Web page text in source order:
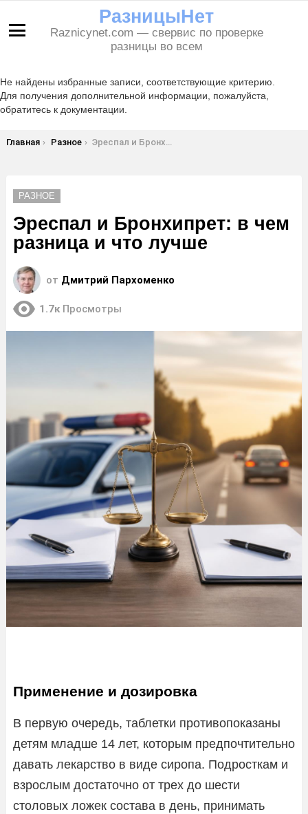
РазницыНет
Raznicynet.com — свервис по проверке
разницы во всем
Не найдены избранные записи, соответствующие критерию.
Для получения дополнительной информации, пожалуйста,
обратитесь к документации.
Вы здесь:
Главная Разное Эреспал и Бронхипрет: в чем разница и что лучше
РАЗНОЕ
Эреспал и Бронхипрет: в чем
разница и что лучше
от Дмитрий Пархоменко
1.7к Просмотры
Применение и дозировка
В первую очередь, таблетки противопоказаны
детям младше 14 лет, которым предпочтительно
давать лекарство в виде сиропа. Подросткам и
взрослым достаточно от трех до шести
столовых ложек состава в день, принимать